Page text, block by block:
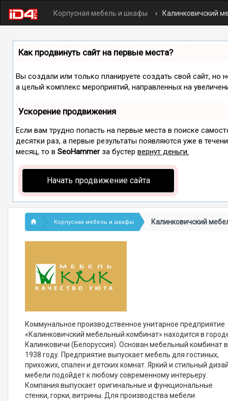
Корпусная мебель и шкафы Калинковичский
Как продвинуть сайт на первые места?
Вы создали или только планируете создать свой сайт, но
а целый комплекс мероприятий, направленных на
Ускорение продвижения
Если вам трудно попасть на первые места в поиске
десятки раз, а первые результаты появляются уже в
месяц, то в SeoHammerза бустер вернут деньги.
Начать продвижение сайта
Корпусная мебель и шкафы Калинковичский
Коммунальное производственное унитарное предприятие
«Калинковичский мебельный комбинат» находится в
Калинковичи (Белоруссия). Основан мебельный комбинат в
1938 году. Предприятие выпускает мебель для гостиных,
прихожих, спален и детских комнат. Яркий и стильный
мебели подойдет к любому современному интерьеру.
Компания выпускает оригинальные и функциональные
стенки, горки, витрины. Для производства мебели